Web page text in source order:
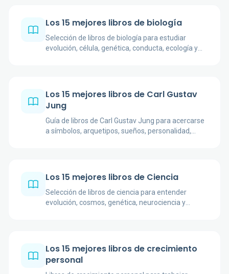
Los 15 mejores libros de biología
Selección de libros de biología para estudiar
evolución, célula, genética, conducta, ecología y
Los 15 mejores libros de Carl Gustav
Jung
Guía de libros de Carl Gustav Jung para acercarse
a símbolos, arquetipos, sueños, personalidad,
Los 15 mejores libros de Ciencia
Selección de libros de ciencia para entender
evolución, cosmos, genética, neurociencia y
Los 15 mejores libros de crecimiento
personal